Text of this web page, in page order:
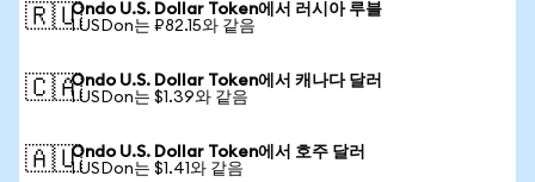
🇷🇺Ondo U.S. Dollar Token에서 러시아 루블
1 USDon는 ₽82.15와 같음
🇨🇦Ondo U.S. Dollar Token에서 캐나다 달러
1 USDon는 $1.39와 같음
🇦🇺Ondo U.S. Dollar Token에서 호주 달러
1 USDon는 $1.41와 같음